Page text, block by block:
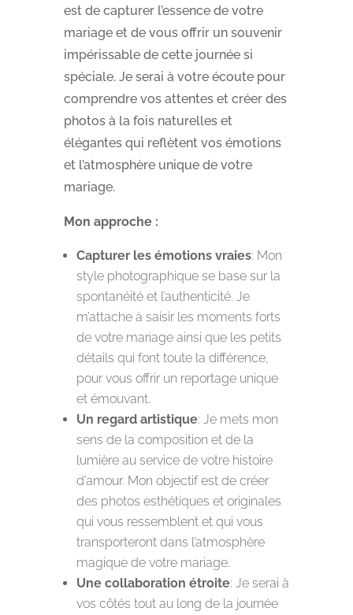
est de capturer l’essence de votre
mariage et de vous offrir un souvenir
impérissable de cette journée si
spéciale. Je serai à votre écoute pour
comprendre vos attentes et créer des
photos à la fois naturelles et
élégantes qui reflètent vos émotions
et l’atmosphère unique de votre
mariage.
Mon approche :
Capturer les émotions vraies: Mon
style photographique se base sur la
spontanéité et l’authenticité. Je
m’attache à saisir les moments forts
de votre mariage ainsi que les petits
détails qui font toute la différence,
pour vous offrir un reportage unique
et émouvant.
Un regard artistique: Je mets mon
sens de la composition et de la
lumière au service de votre histoire
d’amour. Mon objectif est de créer
des photos esthétiques et originales
qui vous ressemblent et qui vous
transporteront dans l’atmosphère
magique de votre mariage.
Une collaboration étroite: Je serai à
vos côtés tout au long de la journée